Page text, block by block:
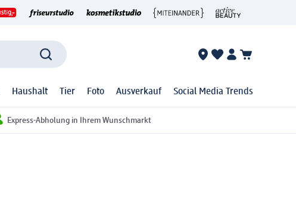
Haushalt Tier Foto Ausverkauf Social Media Trends
Express-Abholung in Ihrem Wunschmarkt